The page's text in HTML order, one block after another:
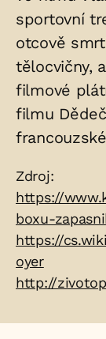
sportovní
otcově
tělocvičny,
filmové
filmu
Zdroje:
Zdroj:
https://
boxu-
https://
oyer
http://